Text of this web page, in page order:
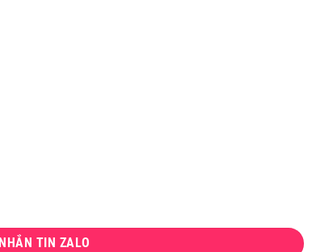
NHẮN TIN ZALO